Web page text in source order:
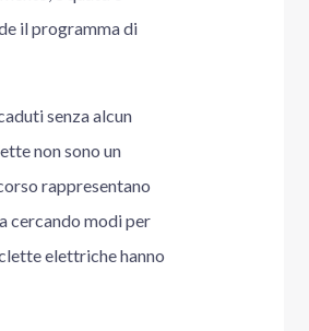
il programma di
senza alcun
non sono un
rappresentano
cercando modi per
elettriche hanno